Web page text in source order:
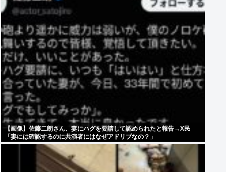
【画像】佐藤二朗さん、妻にハグを要請して認められたと報告→X民
「妻には確認するのに共演者にはなぜアドリブなの？」